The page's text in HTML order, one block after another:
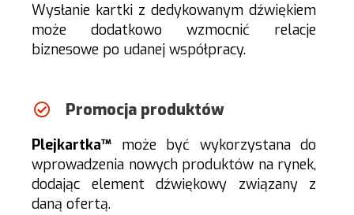
Wysłanie kartki z dedykowanym dźwiękiem
może dodatkowo wzmocnić relacje
biznesowe po udanej współpracy.
Promocja produktów
Plejkartka™ może być wykorzystana do
wprowadzenia nowych produktów na rynek,
dodając element dźwiękowy związany z
daną ofertą.